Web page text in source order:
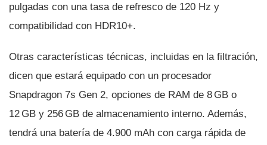
pulgadas con una tasa de refresco de 120 Hz y
compatibilidad con HDR10+.
Otras características técnicas, incluidas en la filtración,
dicen que estará equipado con un procesador
Snapdragon 7s Gen 2, opciones de RAM de 8 GB o
12 GB y 256 GB de almacenamiento interno. Además,
tendrá una batería de 4.900 mAh con carga rápida de